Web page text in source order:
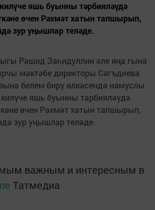
яшь буынны тәрбияләүдә
өчен Рәхмәт хатын тапшырып,
зур уңышлар теләде.
Рәшид Заһидуллин әле яңа гына
мәктәбе директоры Сәгъдиева
белем бирү өлкәсендә намуслы
яшь буынны тәрбияләүдә
өчен Рәхмәт хатын тапшырып,
зур уңышлар теләде.
важным и интересным в
Татмедиа